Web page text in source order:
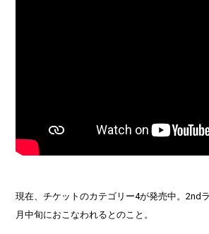
現在、チケットのカテゴリー4が発売中。2nd
月中旬におこなわれるとのこと。